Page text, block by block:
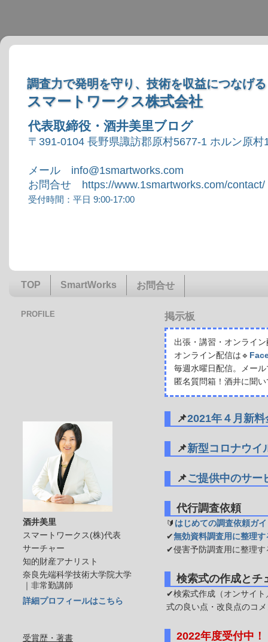
調査力で発明を守り、技術を収益につなげる
スマートワークス株式会社
代表取締役・酒井美里ブログ
〒391-0104 長野県諏訪郡原村5677-1 ホルン原村
メール info@1smartworks.com
お問合せ https://www.1smartworks.com/contact/
受付時間：平日 9:00-17:00
TOP SmartWorks お問合せ
掲示板
出張・講習・オンライ
オンライン配信は🔹
毎週水曜日配信。メー
匿名質問箱！酒井に聞
📌2021年４月新
📌新型コロナウイ
📌ご提供中のサー
代行調査依頼
🔰 はじめての調査依頼ガ
✔無効資料調査用に整理
✔侵害予防調査用に整理す
検索式の作成とチ
✔検索式作成（オンサイト
式の良い点・改良点のコ
2022年度受付中！
PROFILE
酒井美里
スマートワークス(株)代表
サーチャー
知的財産アナリスト
奈良先端科学技術大学院大学
｜非常勤講師
詳細プロフィールはこちら
受賞歴・著書